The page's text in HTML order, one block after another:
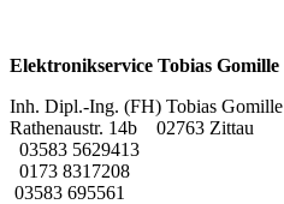
Elektronikservice Tobias Gomille
Inh. Dipl.-Ing. (FH) Tobias Gomille
Rathenaustr. 14b 02763 Zittau
03583 5629413
0173 8317208
03583 695561